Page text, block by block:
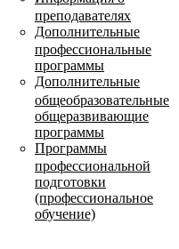
преподавателях
Дополнительные
профессиональные
программы
Дополнительные
общеобразовательные
общеразвивающие
программы
Программы
профессиональной
подготовки
(профессиональное
обучение)